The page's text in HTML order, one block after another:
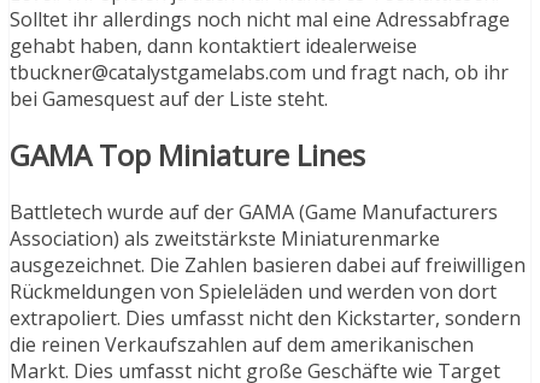
Solltet ihr allerdings noch nicht mal eine Adressabfrage
gehabt haben, dann kontaktiert idealerweise
tbuckner@catalystgamelabs.com und fragt nach, ob ihr
bei Gamesquest auf der Liste steht.
GAMA Top Miniature Lines
Battletech wurde auf der GAMA (Game Manufacturers
Association) als zweitstärkste Miniaturenmarke
ausgezeichnet. Die Zahlen basieren dabei auf freiwilligen
Rückmeldungen von Spieleläden und werden von dort
extrapoliert. Dies umfasst nicht den Kickstarter, sondern
die reinen Verkaufszahlen auf dem amerikanischen
Markt. Dies umfasst nicht große Geschäfte wie Target